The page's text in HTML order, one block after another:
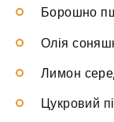
Борошно
Олія
Лимон
Цукровий